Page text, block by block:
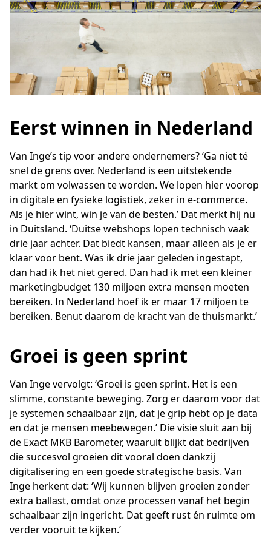
Eerst winnen in Nederland
Van Inge’s tip voor andere ondernemers? ‘Ga niet té
snel de grens over. Nederland is een uitstekende
markt om volwassen te worden. We lopen hier voorop
in digitale en fysieke logistiek, zeker in e-commerce.
Als je hier wint, win je van de besten.’ Dat merkt hij nu
in Duitsland. ‘Duitse webshops lopen technisch vaak
drie jaar achter. Dat biedt kansen, maar alleen als je er
klaar voor bent. Was ik drie jaar geleden ingestapt,
dan had ik het niet gered. Dan had ik met een kleiner
marketingbudget 130 miljoen extra mensen moeten
bereiken. In Nederland hoef ik er maar 17 miljoen te
bereiken. Benut daarom de kracht van de thuismarkt.’
Groei is geen sprint
Van Inge vervolgt: ‘Groei is geen sprint. Het is een
slimme, constante beweging. Zorg er daarom voor dat
je systemen schaalbaar zijn, dat je grip hebt op je data
en dat je mensen meebewegen.’ Die visie sluit aan bij
de Exact MKB Barometer, waaruit blijkt dat bedrijven
die succesvol groeien dit vooral doen dankzij
digitalisering en een goede strategische basis. Van
Inge herkent dat: ‘Wij kunnen blijven groeien zonder
extra ballast, omdat onze processen vanaf het begin
schaalbaar zijn ingericht. Dat geeft rust én ruimte om
verder vooruit te kijken.’